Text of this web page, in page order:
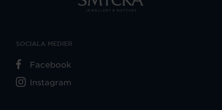
SOCIALA MEDIER
Facebook
Instagram